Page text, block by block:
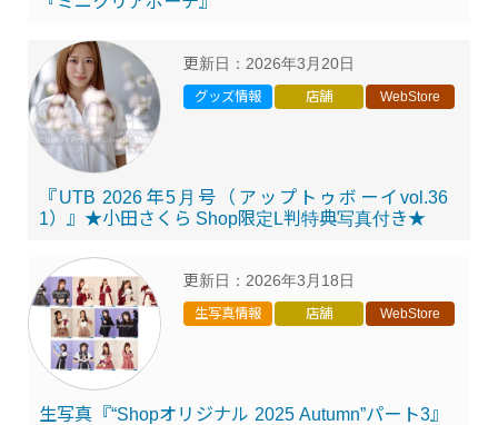
更新日： 2026年3月20日
『UTB 2026年5月号（アップトゥボーイvol.36
1）』★小田さくら Shop限定L判特典写真付き★
グッズ情報 店舗 WebStore
更新日： 2026年3月18日
生写真『“Shopオリジナル 2025 Autumn”パート3』
生写真情報 店舗 WebStore